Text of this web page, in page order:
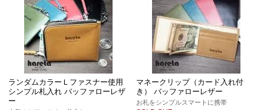
ランダムカラーＬファスナー使用
シンプル札入れ バッファローレザ
ー
マネークリップ（カード入れ付
き） バッファローレザー
お札をシンプルスマートに携帯